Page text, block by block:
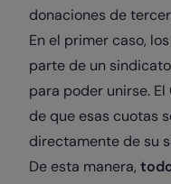
donaciones de
En el primer caso,
parte de un
para poder unirse.
de que esas cuotas
directamente de su
De esta manera,